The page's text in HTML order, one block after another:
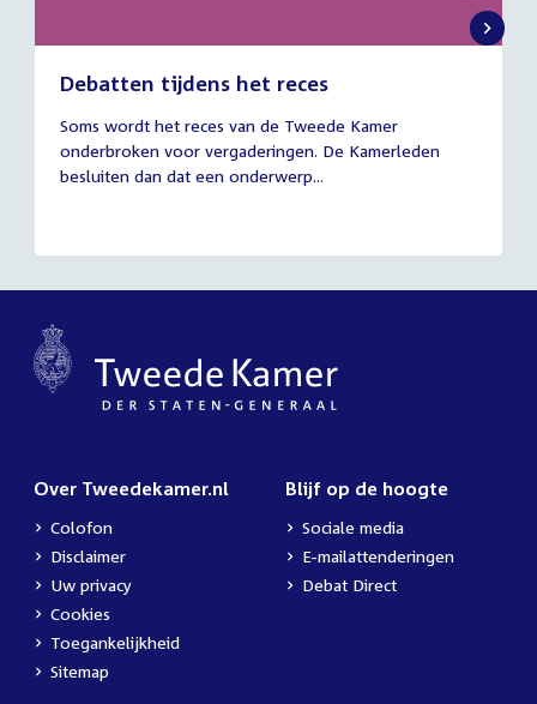
Debatten tijdens het reces
juli
2026
Soms wordt het reces van de Tweede Kamer
onderbroken voor vergaderingen. De Kamerleden
besluiten dan dat een onderwerp...
Over Tweedekamer.nl
Colofon
Disclaimer
Uw privacy
Cookies
Toegankelijkheid
Sitemap
Blijf op de hoogte
Sociale media
E-mailattenderingen
Debat Direct